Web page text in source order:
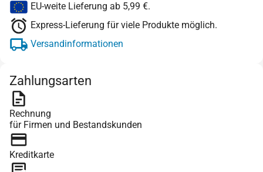
EU-weite Lieferung ab 5,99 €.
Express-Lieferung für viele Produkte möglich.
Versandinformationen
Zahlungsarten
Rechnung
für Firmen und Bestandskunden
Kreditkarte